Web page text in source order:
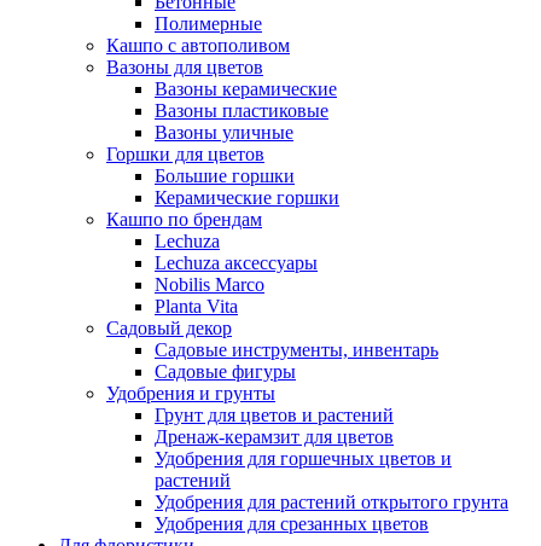
Полимерные
Кашпо с автополивом
Вазоны для цветов
Вазоны керамические
Вазоны пластиковые
Вазоны уличные
Горшки для цветов
Большие горшки
Керамические горшки
Кашпо по брендам
Lechuza
Lechuza аксессуары
Nobilis Marco
Planta Vita
Садовый декор
Садовые инструменты, инвентарь
Садовые фигуры
Удобрения и грунты
Грунт для цветов и растений
Дренаж-керамзит для цветов
Удобрения для горшечных цветов и
растений
Удобрения для растений открытого грунта
Удобрения для срезанных цветов